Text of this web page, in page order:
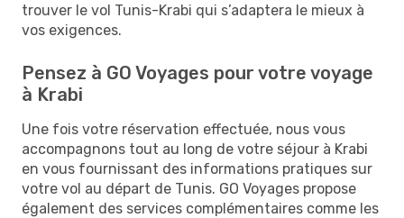
trouver le vol Tunis-Krabi qui s’adaptera le mieux à
vos exigences.
Pensez à GO Voyages pour votre voyage
à Krabi
Une fois votre réservation effectuée, nous vous
accompagnons tout au long de votre séjour à Krabi
en vous fournissant des informations pratiques sur
votre vol au départ de Tunis. GO Voyages propose
également des services complémentaires comme les